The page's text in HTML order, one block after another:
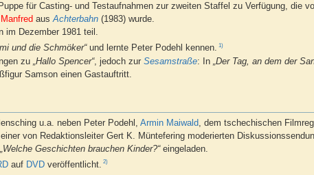
für Casting- und Testaufnahmen zur zweiten Staffel zu Verfügung, die
Manfred ausAchterbahn (1983) wurde.
im Dezember 1981 teil.
und die Schmöker“und lernte Peter Podehl kennen. 1)
zu „Hallo Spencer“, jedoch zurSesamstraße: In „Der Tag, an dem der
Samson einen Gastauftritt.
u.a. neben Peter Podehl,Armin Maiwald , dem tschechischen
von Redaktionsleiter Gert K. Müntefering moderierten
„Welche Geschichten brauchen Kinder?“eingeladen.
auf DVD veröffentlicht. 2)